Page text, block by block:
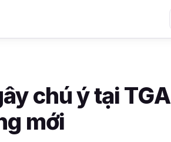
chú ý tại TGA
mới